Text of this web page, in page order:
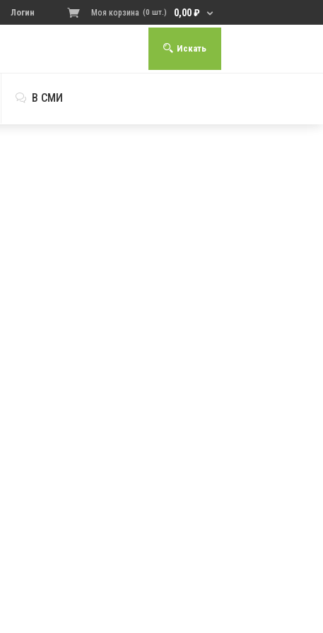
Логин Моя корзина (0 шт.) 0,00₽
Искать
В СМИ